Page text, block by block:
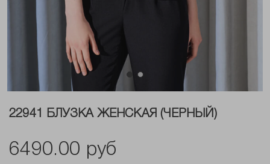
22941 БЛУЗКА ЖЕНСКАЯ (ЧЕРНЫЙ)
6490.00 руб